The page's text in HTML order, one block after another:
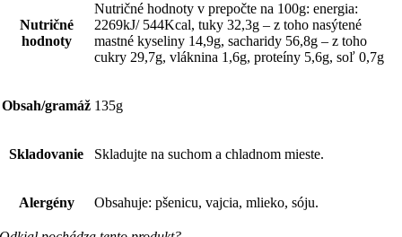
Nutričné
hodnoty
Nutričné hodnoty v prepočte na 100g: energia:
2269kJ/ 544Kcal, tuky 32,3g – z toho nasýtené
mastné kyseliny 14,9g, sacharidy 56,8g – z toho
cukry 29,7g, vláknina 1,6g, proteíny 5,6g, soľ 0,7g
Obsah/gramáž 135g
Skladovanie Skladujte na suchom a chladnom mieste.
Alergény Obsahuje: pšenicu, vajcia, mlieko, sóju.